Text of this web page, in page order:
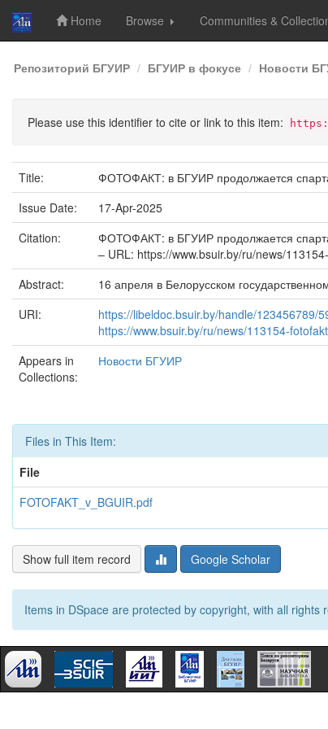
Skip
navigation
Home Browse Communities &
Репозиторий БГУИР БГУИР в фокусе Новости
Please use this identifier to cite or link to this item:
Title:
ФОТОФАКТ: в БГУИР продолжается
Issue Date:
17-Apr-2025
Citation:
ФОТОФАКТ: в БГУИР продолжается
– URL: https://www.bsuir.by/ru/news/
Abstract:
16 апреля в Белорусском
URI:
https://libeldoc.bsuir.by/handle/123456789/
https://www.bsuir.by/ru/news/113154-
Appears in
Collections:
Новости БГУИР
Files in This Item:
File
FOTOFAKT_v_BGUIR.pdf
Show full item record Google Scholar
Items in DSpace are protected by copyright, with all rights